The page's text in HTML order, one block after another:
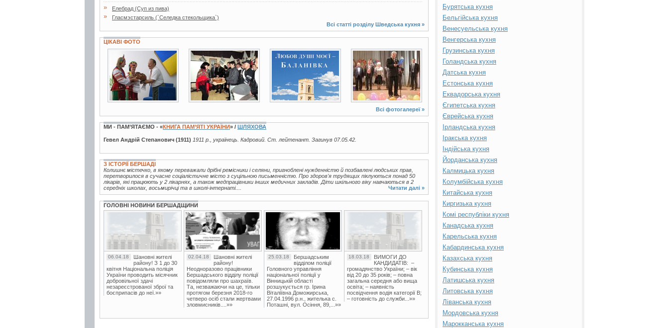
» Елебрад (Суп из пива)
»
Гласмэстарсиль (`Селедка стекольщика`)
Всі статті розділу Шведська кухня »
ЦІКАВІ ФОТО
4 фото 2 фото 4 фото
Всі фотогалереї »
МИ - ПАМ’ЯТАЄМО - «КНИГА ПАМ’ЯТІ УКРАЇНИ» / ШЛЯХОВА
Гевел Андрій Степанович (1911) 1911 р., українець. Кадровий. Ст. лейтенант. Загинув 07.05.42.
З ІСТОРІЇ БЕРШАДІ
Колишнє містечко, в якому переважали дрібні ремісники і селяни, пригноблені нужденністю й позбавлені людських прав,
перетворилося в сучасне соціалістичне місто з суцільною письменністю. Про здоров'я трудящих піклуються понад 50
лікарів, які працюють у 2 лікарнях, а також медпрацівники інших медичних закладів. Діти шкільного віку навчаються в 2
середніх школах, восьмирічці та в школі-інтернаті....
Читати далі »
ГОЛОВНІ НОВИНИ БЕРШАДЩИНИ
06.04.18
Шановні жителі
району! З 1 до 30
квітня Національна поліція
України проводить місячник
добровільної здачі
незареєстрованої зброї та
боєприпасів до неї.»»
02.04.18
Шановні жителі
району!
Неодноразово працівники
Бершадського відділу поліції
повідомляли про шахраїв.
Та, незважаючи на це, тільки
протягом березня 2018-го
четверо осіб стали жертвами
зловмисників....»»
25.03.18
Бершадським
відділом поліції
Головного управління
національної поліції у
Вінницькій області
розшукується гр. Ірина
Віталіївна Доможирська,
27.04.1996 р.н., жителька с.
Поташні, вул. Осіння, 89,...»»
18.03.18
ВИМОГИ ДО
КАНДИДАТІВ: –
громадянство України; – вік
від 20 до 35 років; – повна
загальна середня або вища
освіта; – наявність
посвідчення водія категорії В;
– готовність до служби...»»
Бурятська кухня
Бельгійська кухня
Венесуельська кухня
Венгерська кухня
Грузинська кухня
Голандська кухня
Датська кухня
Естонська кухня
Еквадорська кухня
Єгипетська кухня
Єврейська кухня
Ірландська кухня
Іракська кухня
Індійська кухня
Йорданська кухня
Калмицька кухня
Колумбійська кухня
Китайська кухня
Киргизька кухня
Комі республіки кухня
Канадська кухня
Карельська кухня
Кабардинська кухня
Казахська кухня
Кубинська кухня
Латишська кухня
Литовська кухня
Ліванська кухня
Мордовська кухня
Марокканська кухня